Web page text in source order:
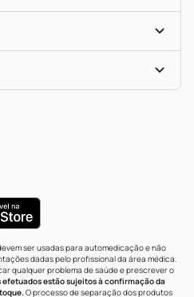
ser usadas para automedicação e não
dadas pelo profissional da área médica.
qualquer problema de saúde e prescrever o
efetuados estão sujeitos à confirmação da
O processo de separação dos produtos